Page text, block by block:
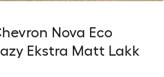
Nova Eco
Ekstra Matt Lakk